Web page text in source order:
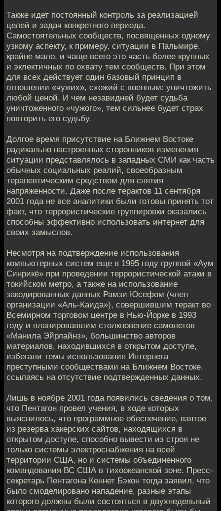
Также идет постоянный контроль за реализацией
целей и задач конкретного периода.
Самостоятельных сообществ, посвященных одному
узкому аспекту, к примеру, ситуации в Пальмире,
крайне мало, и чаще всего это часть более крупных
и эклектичных по охвату тем сообществ. При этом
для всех действует один базовый принцип в
отношении «чужих», схожий с военным: уничтожить
любой ценой. И чем незавидней будет судьба
уничтоженного «чужого», тем сильнее будет страх
повторить его судьбу.
Долгое время присутствие на Ближнем Востоке
радикально настроенных сторонников изменения
ситуации представлялось в западных СМИ как часть
обычных социальных реалий, своеобразным
терапевтическим средством для снятия
напряженности. Даже после терактов 11 сентября
2001 года не все аналитики были готовы принять тот
факт, что террористические группировки оказались
способны эффективно использовать интернет для
своих замыслов.
Несмотря на подтверждение использования
компьютерных систем еще в 1995 году группой «Аум
Синрикё» при проведении террористической атаки в
токийском метро, а также на использование
закодированных данных Рамзи Юсефом (член
организации «Аль-Каида»), совершившим теракт во
Всемирном торговом центре в Нью-Йорке в 1993
году и планировавшим столкновение самолетов
«Манила Эйрлайнз», большинство авторов
материалов, находившихся в открытом доступе,
избегали темы использования Интернета
преступными сообществами на Ближнем Востоке,
ссылаясь на отсутствие подтвержденных данных.
Лишь в ноябре 2001 года появились сведения о том,
что Пентагон провел учения, в ходе которых
выяснилось, что программное обеспечение, взятое
из резерва хакерских сайтов, находящихся в
открытом доступе, способно вывести из строя не
только системы электроснабжения на всей
территории США, но и системы объединенного
командования ВС США в тихоокеанской зоне. Пресс-
секретарь Пентагона Кеннет Бэкон тогда заявил, что
было смоделировано нападение, разные этапы
которого должны были состояться в двухнедельный